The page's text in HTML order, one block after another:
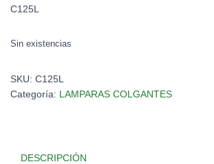
C125L
Sin existencias
SKU: C125L
Categoría: LAMPARAS COLGANTES
DESCRIPCIÓN